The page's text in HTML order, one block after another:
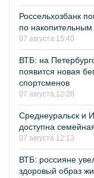
Россельхозбанк
по накопительным
07 августа 15:40
ВТБ: на
появится новая
спортсменов
07 августа 12:28
Среднеуральск и
доступна
07 августа 12:13
ВТБ: россияне
здоровый образ